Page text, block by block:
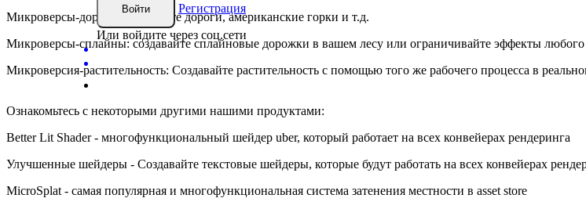
Войти
Регистрация
Или войдите через соц.сети
Микроверсы-дороги: создавайте дороги, американские горки и т.д.
Микроверсы-сплайны: создавайте сплайновые дорожки в вашем лесу или ограничивайте эффекты
Микроверсия-растительность: Создавайте растительность с помощью того же рабочего процесса в
Ознакомьтесь с некоторыми другими нашими продуктами:
Better Lit Shader - многофункциональный шейдер uber, который работает на всех конвейерах рендеринга
Улучшенные шейдеры - Создавайте текстовые шейдеры, которые будут работать на всех конвейерах
MicroSplat - самая популярная и многофункциональная система затенения местности в asset store